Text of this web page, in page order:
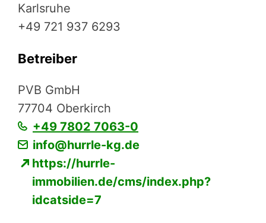
Karlsruhe
+49 721 937 6293
Betreiber
PVB GmbH
77704 Oberkirch
+49 7802 7063-0
info@hurrle-kg.de
https://hurrle-
immobilien.de/cms/index.php?
idcatside=7